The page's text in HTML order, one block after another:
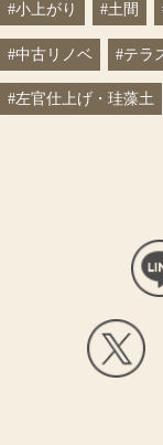
#小上がり #土間
#中古リノベ #テラ
#左官仕上げ・珪藻土